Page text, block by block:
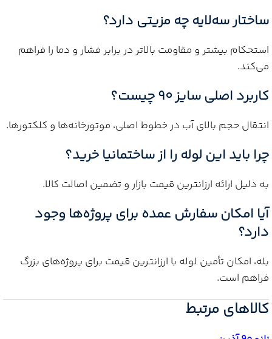
ساختار سه‌لایه چه مزیتی دارد؟
استحکام بیشتر و مقاومت بالاتر در برابر فشار و دما را فراهم
می‌کند.
کاربرد اصلی سایز 90 چیست؟
انتقال حجم بالای آب در خطوط اصلی، موتورخانه‌ها و کلکتورها.
چرا باید این لوله را از ساختمانیا خرید؟
به دلیل ارائه ارزانترین قیمت بازار و تضمین اصالت کالا.
آیا امکان سفارش عمده برای پروژه‌ها وجود
دارد؟
بله، امکان تأمین لوله با ارزانترین قیمت برای پروژه‌های بزرگ
فراهم است.
کالاهای مرتبط